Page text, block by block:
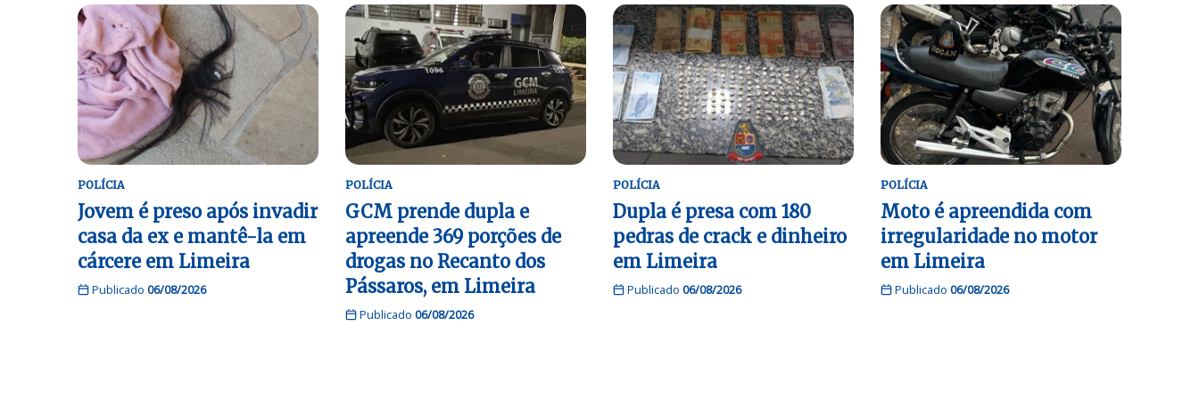
POLÍCIA
Jovem é preso após invadir
casa da ex e mantê-la em
cárcere em Limeira
Publicado 06/08/2026
POLÍCIA
GCM prende dupla e
apreende 369 porções de
drogas no Recanto dos
Pássaros, em Limeira
Publicado 06/08/2026
POLÍCIA
Dupla é presa com 180
pedras de crack e dinheiro
em Limeira
Publicado 06/08/2026
POLÍCIA
Moto é apreendida com
irregularidade no motor
em Limeira
Publicado 06/08/2026